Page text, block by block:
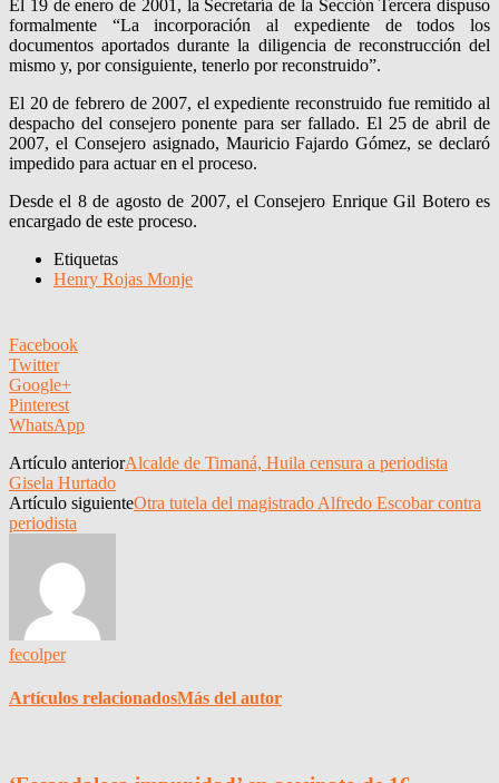
El 19 de enero de 2001, la Secretaría de la Sección Tercera dispuso
formalmente “La incorporación al expediente de todos los
documentos aportados durante la diligencia de reconstrucción del
mismo y, por consiguiente, tenerlo por reconstruido”.
El 20 de febrero de 2007, el expediente reconstruido fue remitido al
despacho del consejero ponente para ser fallado. El 25 de abril de
2007, el Consejero asignado, Mauricio Fajardo Gómez, se declaró
impedido para actuar en el proceso.
Desde el 8 de agosto de 2007, el Consejero Enrique Gil Botero es
encargado de este proceso.
Etiquetas
Henry Rojas Monje
Facebook
Twitter
Google+
Pinterest
WhatsApp
Artículo anteriorAlcalde de Timaná, Huila censura a periodista
Gisela Hurtado
Artículo siguienteOtra tutela del magistrado Alfredo Escobar contra
periodista
fecolper
Artículos relacionadosMás del autor